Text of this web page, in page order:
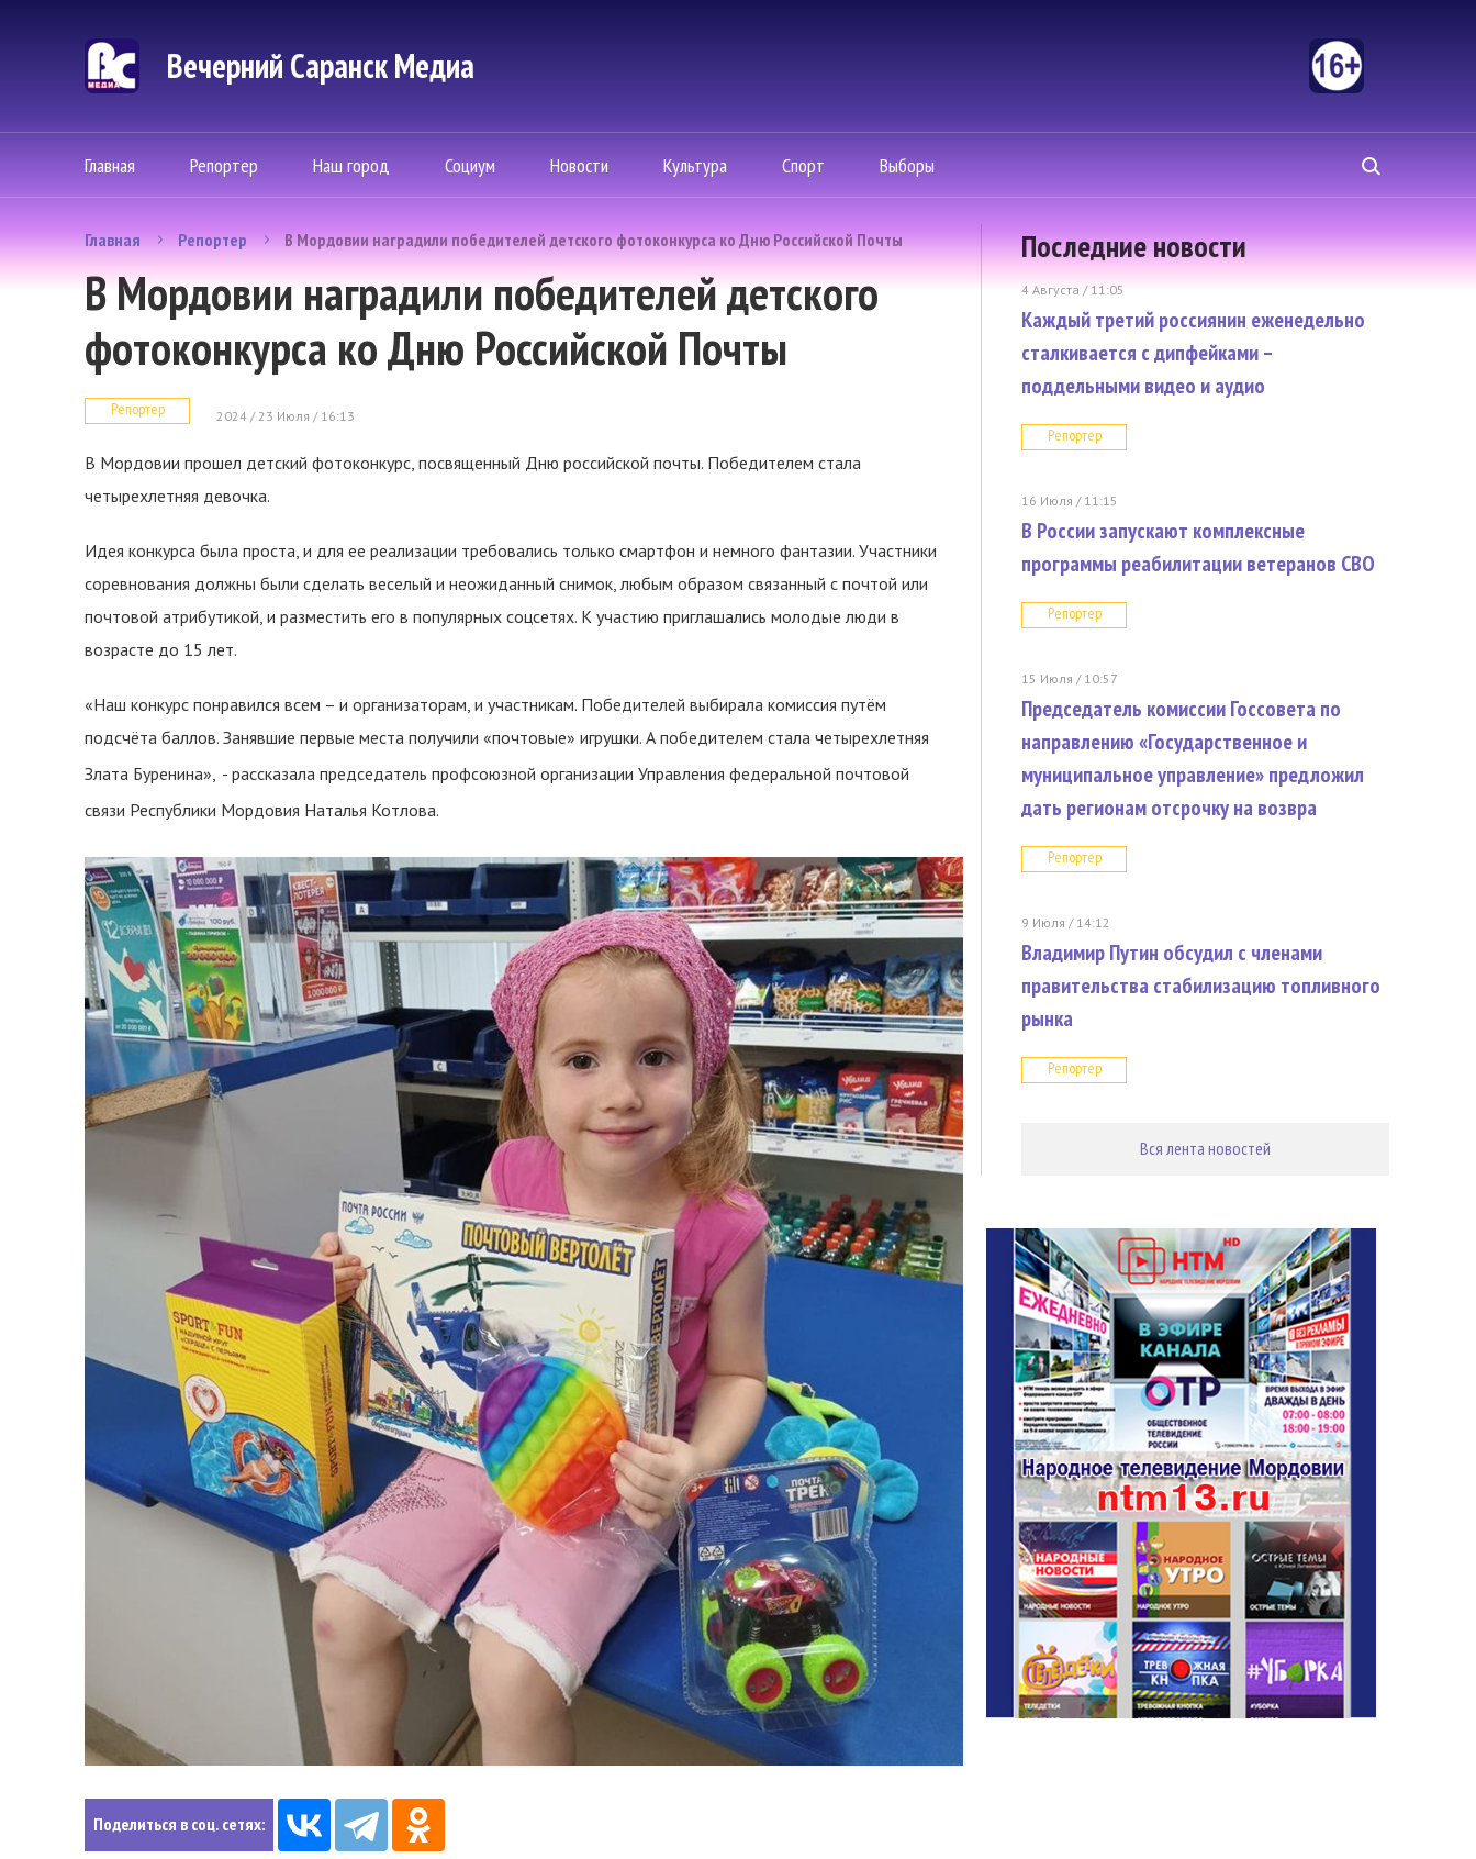
Вечерний Саранск Mедиа
Главная Репортер Наш город Социум Новости Культура Спорт Выборы
Главная Репортер В Мордовии наградили победителей детского фотоконкурса ко Дню Российской Почты
В Мордовии наградили победителей детского
фотоконкурса ко Дню Российской Почты
Репортер 2024 / 23 Июля / 16:13
В Мордовии прошел детский фотоконкурс, посвященный Дню российской почты. Победителем стала
четырехлетняя девочка.
Идея конкурса была проста, и для ее реализации требовались только смартфон и немного фантазии. Участники
соревнования должны были сделать веселый и неожиданный снимок, любым образом связанный с почтой или
почтовой атрибутикой, и разместить его в популярных соцсетях. К участию приглашались молодые люди в
возрасте до 15 лет.
«Наш конкурс понравился всем – и организаторам, и участникам. Победителей выбирала комиссия путём
подсчёта баллов. Занявшие первые места получили «почтовые» игрушки. А победителем стала четырехлетняя
Злата Буренина», - рассказала председатель профсоюзной организации Управления федеральной почтовой
связи Республики Мордовия Наталья Котлова.
Поделиться в соц. сетях:
Последние новости
4 Августа / 11:05
Каждый третий россиянин еженедельно
сталкивается с дипфейками –
поддельными видео и аудио
Репортер
16 Июля / 11:15
В России запускают комплексные
программы реабилитации ветеранов СВО
Репортер
15 Июля / 10:57
Председатель комиссии Госсовета по
направлению «Государственное и
муниципальное управление» предложил
дать регионам отсрочку на возвра
Репортер
9 Июля / 14:12
Владимир Путин обсудил с членами
правительства стабилизацию топливного
рынка
Репортер
Вся лента новостей